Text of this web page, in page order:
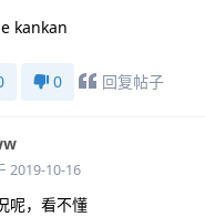
kankan
0 回复帖子
2019-10-16
呢，看不懂